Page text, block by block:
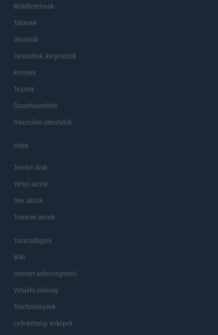
Mobiltelefonok
Tabletek
Okosórák
Tartozékok, kiegeszítők
Keresés
Tesztek
Összehasonlítás
Használati útmutatók
Hirek
Telefon Árak
Yettel akciók
One akciók
Telekom akciók
Tanácsdóguru
Wiki
Internet sebességmérő
Virtuális valóság
Telefonkönyvek
Lefedettségi térképek